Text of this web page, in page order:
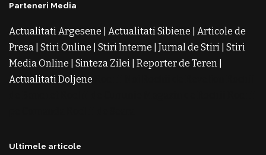
Parteneri Media
Actualitati Argesene Actualitati Sibiene
Articole de
Presa Stiri Online Stiri Interne Jurnal de Stiri Stiri
Media Online
Sinteza Zilei Reporter de Teren
Actualitati Doljene
Ultimele articole